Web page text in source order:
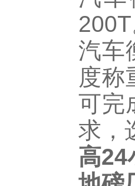
200T
汽车
度称
可完
求，
高24